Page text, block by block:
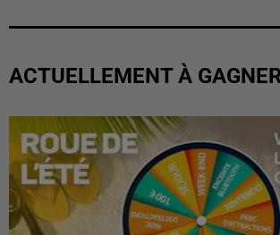
ACTUELLEMENT À GAGNER